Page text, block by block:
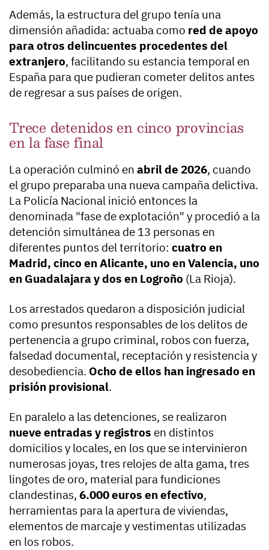
Además, la estructura del grupo tenía una
dimensión añadida: actuaba como red de apoyo
para otros delincuentes procedentes del
extranjero, facilitando su estancia temporal en
España para que pudieran cometer delitos antes
de regresar a sus países de origen.
Trece detenidos en cinco provincias
en la fase final
La operación culminó en abril de 2026, cuando
el grupo preparaba una nueva campaña delictiva.
La Policía Nacional inició entonces la
denominada "fase de explotación" y procedió a la
detención simultánea de 13 personas en
diferentes puntos del territorio: cuatro en
Madrid, cinco en Alicante, uno en Valencia, uno
en Guadalajara y dos en Logroño (La Rioja).
Los arrestados quedaron a disposición judicial
como presuntos responsables de los delitos de
pertenencia a grupo criminal, robos con fuerza,
falsedad documental, receptación y resistencia y
desobediencia. Ocho de ellos han ingresado en
prisión provisional.
En paralelo a las detenciones, se realizaron
nueve entradas y registros en distintos
domicilios y locales, en los que se intervinieron
numerosas joyas, tres relojes de alta gama, tres
lingotes de oro, material para fundiciones
clandestinas, 6.000 euros en efectivo,
herramientas para la apertura de viviendas,
elementos de marcaje y vestimentas utilizadas
en los robos.